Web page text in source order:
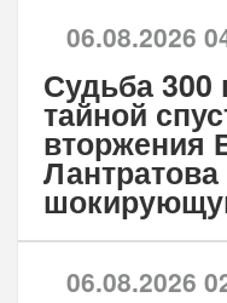
06.08.2026
Судьба 300
тайной
вторжения
06.08.2026